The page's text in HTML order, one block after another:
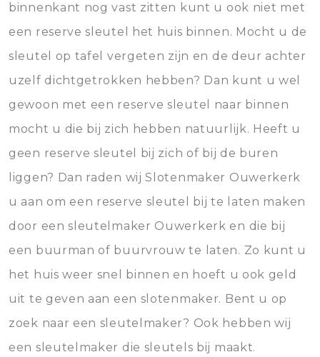
binnenkant nog vast zitten kunt u ook niet met
een reserve sleutel het huis binnen. Mocht u de
sleutel op tafel vergeten zijn en de deur achter
uzelf dichtgetrokken hebben? Dan kunt u wel
gewoon met een reserve sleutel naar binnen
mocht u die bij zich hebben natuurlijk. Heeft u
geen reserve sleutel bij zich of bij de buren
liggen? Dan raden wij Slotenmaker Ouwerkerk
u aan om een reserve sleutel bij te laten maken
door een sleutelmaker Ouwerkerk en die bij
een buurman of buurvrouw te laten. Zo kunt u
het huis weer snel binnen en hoeft u ook geld
uit te geven aan een slotenmaker. Bent u op
zoek naar een sleutelmaker? Ook hebben wij
een sleutelmaker die sleutels bij maakt.